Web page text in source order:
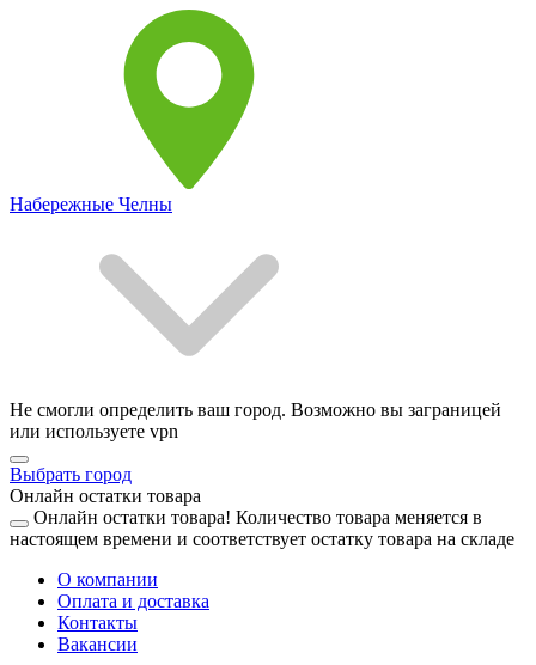
Набережные Челны
Не смогли определить ваш город. Возможно вы заграницей
или используете vpn
Выбрать город
Онлайн остатки товара
Онлайн остатки товара! Количество товара меняется в
настоящем времени и соответствует остатку товара на складе
О компании
Оплата и доставка
Контакты
Вакансии